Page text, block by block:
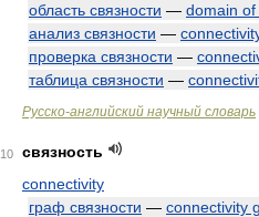
область связности — domain
анализ связности —
проверка связности —
таблица связности —
Русско-английский научный словарь
10
связность
connectivity
граф связности — connectivity